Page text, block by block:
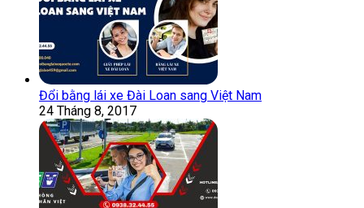
Đổi bằng lái xe Đài Loan sang Việt Nam
24 Tháng 8, 2017